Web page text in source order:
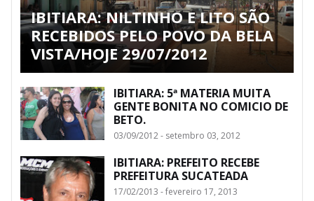
IBITIARA: NILTINHO E LITO SÃO
RECEBIDOS PELO POVO DA BELA
VISTA/HOJE 29/07/2012
IBITIARA: 5ª MATERIA MUITA
GENTE BONITA NO COMICIO DE
BETO.
03/09/2012 - setembro 03, 2012
IBITIARA: PREFEITO RECEBE
PREFEITURA SUCATEADA
17/02/2013 - fevereiro 17, 2013